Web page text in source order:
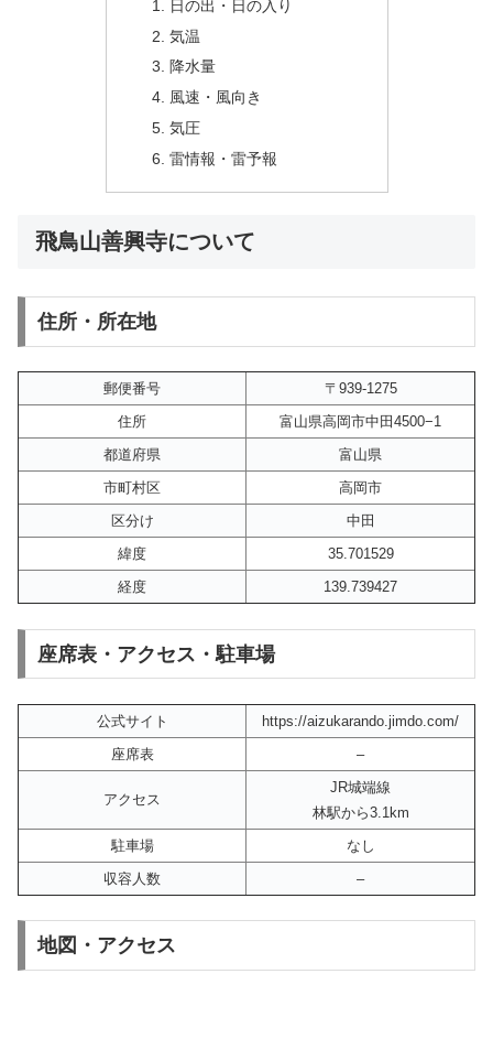
日の出・日の入り
気温
降水量
風速・風向き
気圧
雷情報・雷予報
飛鳥山善興寺について
住所・所在地
郵便番号
〒939-1275
住所
富山県高岡市中田4500−1
都道府県
富山県
市町村区
高岡市
区分け
中田
緯度
35.701529
経度
139.739427
座席表・アクセス・駐車場
公式サイト
https://aizukarando.jimdo.com/
座席表
–
アクセス
JR城端線
林駅から3.1km
駐車場
なし
収容人数
–
地図・アクセス